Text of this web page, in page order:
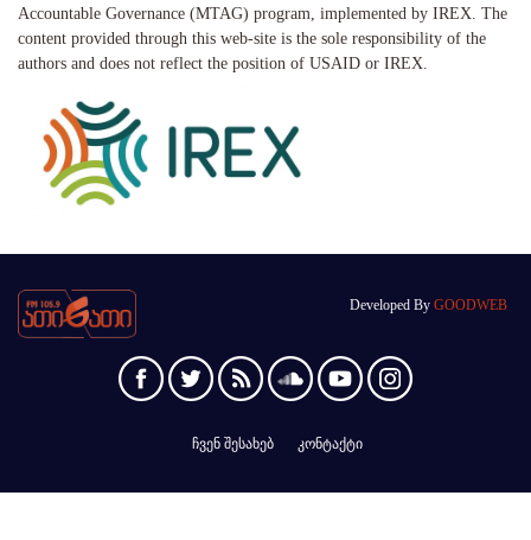
Accountable Governance (MTAG) program, implemented by IREX. The
content provided through this web-site is the sole responsibility of the
authors and does not reflect the position of USAID or IREX.
Developed By GOODWEB
ჩვენ შესახებ კონტაქტი